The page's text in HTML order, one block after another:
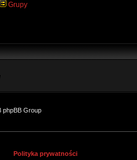
Grupy
Group
Polityka prywatności